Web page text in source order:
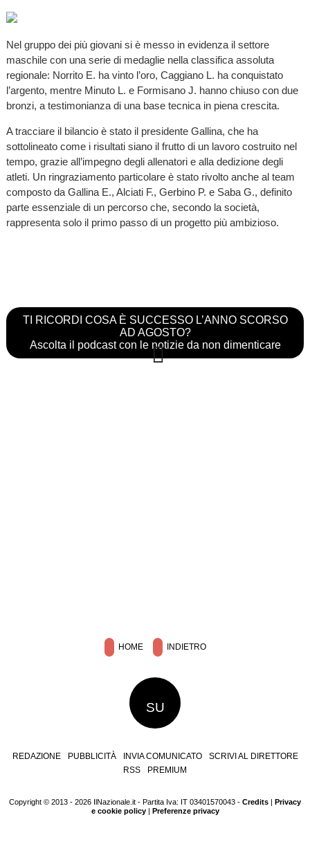
Nel gruppo dei più giovani si è messo in evidenza il settore
maschile con una serie di medaglie nella classifica assoluta
regionale: Norrito E. ha vinto l’oro, Caggiano L. ha conquistato
l’argento, mentre Minuto L. e Formisano J. hanno chiuso con due
bronzi, a testimonianza di una base tecnica in piena crescita.
A tracciare il bilancio è stato il presidente Gallina, che ha
sottolineato come i risultati siano il frutto di un lavoro costruito nel
tempo, grazie all’impegno degli allenatori e alla dedizione degli
atleti. Un ringraziamento particolare è stato rivolto anche al team
composto da Gallina E., Alciati F., Gerbino P. e Saba G., definito
parte essenziale di un percorso che, secondo la società,
rappresenta solo il primo passo di un progetto più ambizioso.
TI RICORDI COSA È SUCCESSO L’ANNO SCORSO
AD AGOSTO?
Ascolta il podcast con le notizie da non dimenticare
HOME INDIETRO
SU
REDAZIONE PUBBLICITÀ INVIA COMUNICATO
SCRIVI AL DIRETTORE
RSS
PREMIUM
Copyright © 2013 - 2026 IlNazionale.it - Partita Iva: IT 03401570043 - Credits | Privacy
e cookie policy| Preferenze privacy